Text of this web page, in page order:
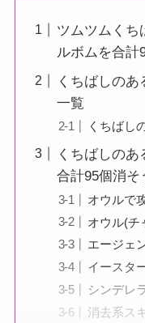
ツムツムくち
ルボムを合計
くちばしの
一覧
くちばし
くちばしの
合計95個消そ
オウルで
オウル(チ
エージェ
イースタ
シンデレ
消去系ス